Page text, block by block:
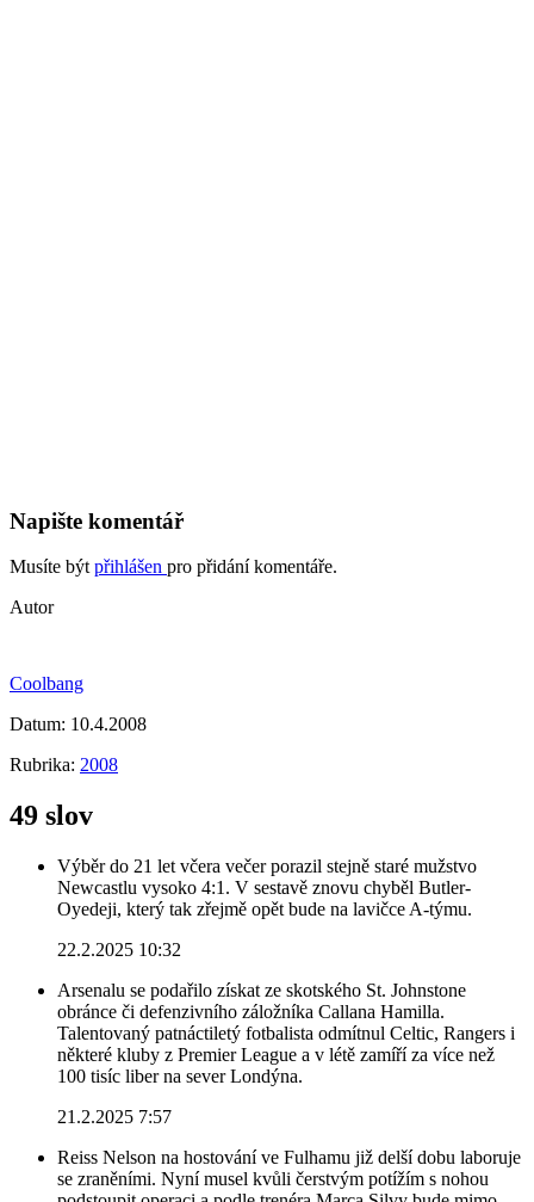
Napište komentář
Musíte být přihlášen pro přidání komentáře.
Autor
Coolbang
Datum: 10.4.2008
Rubrika: 2008
49 slov
Výběr do 21 let včera večer porazil stejně staré mužstvo
Newcastlu vysoko 4:1. V sestavě znovu chyběl Butler-
Oyedeji, který tak zřejmě opět bude na lavičce A-týmu.
22.2.2025 10:32
Arsenalu se podařilo získat ze skotského St. Johnstone
obránce či defenzivního záložníka Callana Hamilla.
Talentovaný patnáctiletý fotbalista odmítnul Celtic, Rangers i
některé kluby z Premier League a v létě zamíří za více než
100 tisíc liber na sever Londýna.
21.2.2025 7:57
Reiss Nelson na hostování ve Fulhamu již delší dobu laboruje
se zraněními. Nyní musel kvůli čerstvým potížím s nohou